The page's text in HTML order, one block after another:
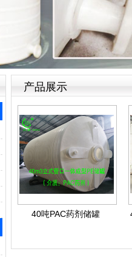
产品展示
40吨PAC药剂储罐